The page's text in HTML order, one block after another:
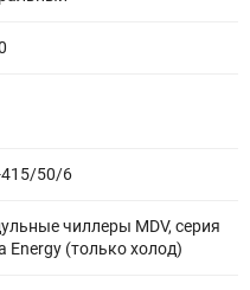
50/6
чиллеры MDV, серия
Energy (только холод)